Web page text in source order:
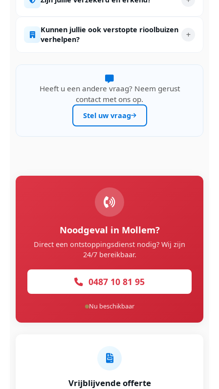
Kunnen jullie ook verstopte rioolbuizen
verhelpen?
Heeft u een andere vraag? Neem gerust
contact met ons op.
Stel uw vraag
Noodgeval in Mollem?
Direct een ontstoppingsdienst nodig? Wij zijn
24/7 bereikbaar.
0487 10 81 95
Nu beschikbaar
Vrijblijvende offerte